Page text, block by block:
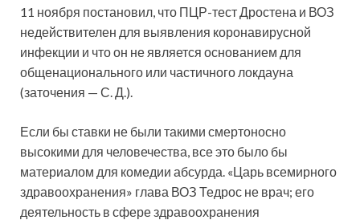
11 ноября постановил, что ПЦР-тест Дростена и ВОЗ
недействителен для выявления коронавирусной
инфекции и что он не является основанием для
общенационального или частичного локдауна
(заточения — С. Д.).
Если бы ставки не были такими смертоносно
высокими для человечества, все это было бы
материалом для комедии абсурда. «Царь всемирного
здравоохранения» глава ВОЗ Тедрос не врач; его
деятельность в сфере здравоохранения